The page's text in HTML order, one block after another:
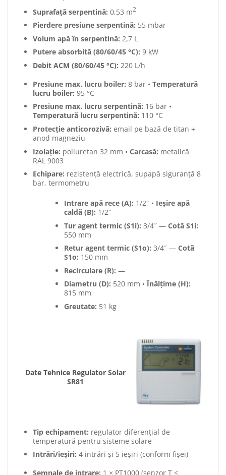
Suprafață serpentină: 0,53 m2
Pierdere presiune serpentină: 55 mbar
Volum apă în serpentină: 2,7 L
Putere absorbită (80/60/45 °C): 9 kW
Debit ACM (80/60/45 °C): 220 L/h
Presiune max. lucru boiler: 8 bar • Temperatură
lucru boiler: 95 °C
Presiune max. lucru serpentină: 16 bar •
Temperatură lucru serpentină: 110 °C
Protecție anticorozivă: email pe bază de titan +
anod magneziu
Izolație: poliuretan 32 mm • Carcasă: metalică
RAL 9003
Echipare: rezistență electrică, supapă siguranță 8
bar, termometru
Intrare apă rece (A): 1/2˝ • Ieșire apă
caldă (B): 1/2˝
Tur agent termic (S1i): 3/4˝ — Cotă S1i:
550 mm
Retur agent termic (S1o): 3/4˝ — Cotă
S1o: 150 mm
Recirculare (R): —
Diametru (D): 520 mm •Înălțime (H):
815 mm
Greutate: 51 kg
Date Tehnice Regulator Solar
SR81
Tip echipament: regulator diferențial de
temperatură pentru sisteme solare
Intrări/ieșiri: 4 intrări și 5 ieșiri (conform fișei)
Semnale de intrare: 1 × PT1000 (senzor T <